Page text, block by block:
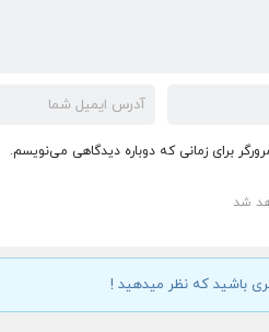
برای زمانی که دوباره دیدگاهی می‌نویسم.
شد
باشید که نظر میدهید !